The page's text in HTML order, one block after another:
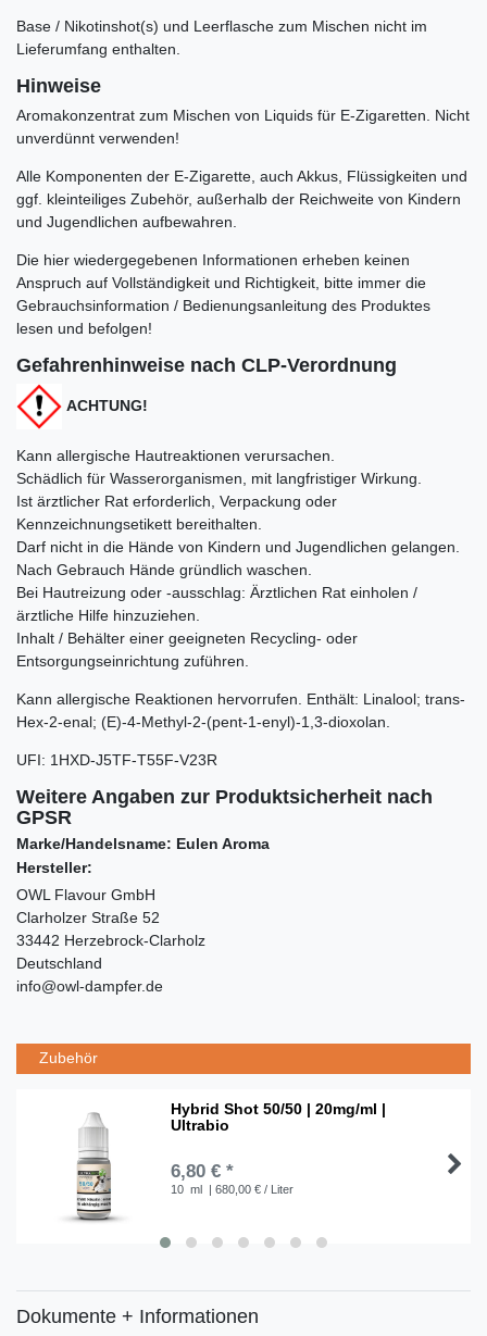
Base / Nikotinshot(s) und Leerflasche zum Mischen nicht im
Lieferumfang enthalten.
Hinweise
Aromakonzentrat zum Mischen von Liquids für E-Zigaretten. Nicht
unverdünnt verwenden!
Alle Komponenten der E-Zigarette, auch Akkus, Flüssigkeiten und
ggf. kleinteiliges Zubehör, außerhalb der Reichweite von Kindern
und Jugendlichen aufbewahren.
Die hier wiedergegebenen Informationen erheben keinen
Anspruch auf Vollständigkeit und Richtigkeit, bitte immer die
Gebrauchsinformation / Bedienungsanleitung des Produktes
lesen und befolgen!
Gefahrenhinweise nach CLP-Verordnung
ACHTUNG!
Kann allergische Hautreaktionen verursachen.
Schädlich für Wasserorganismen, mit langfristiger Wirkung.
Ist ärztlicher Rat erforderlich, Verpackung oder
Kennzeichnungsetikett bereithalten.
Darf nicht in die Hände von Kindern und Jugendlichen gelangen.
Nach Gebrauch Hände gründlich waschen.
Bei Hautreizung oder -ausschlag: Ärztlichen Rat einholen /
ärztliche Hilfe hinzuziehen.
Inhalt / Behälter einer geeigneten Recycling- oder
Entsorgungseinrichtung zuführen.
Kann allergische Reaktionen hervorrufen. Enthält: Linalool; trans-
Hex-2-enal; (E)-4-Methyl-2-(pent-1-enyl)-1,3-dioxolan.
UFI: 1HXD-J5TF-T55F-V23R
Weitere Angaben zur Produktsicherheit nach
GPSR
Marke/Handelsname: Eulen Aroma
Hersteller:
OWL Flavour GmbH
Clarholzer Straße 52
33442 Herzebrock-Clarholz
Deutschland
info@owl-dampfer.de
Zubehör
Hybrid Shot 50/50 | 20mg/ml |
Ultrabio
6,80 € *
10 ml | 680,00 € / Liter
Dokumente + Informationen